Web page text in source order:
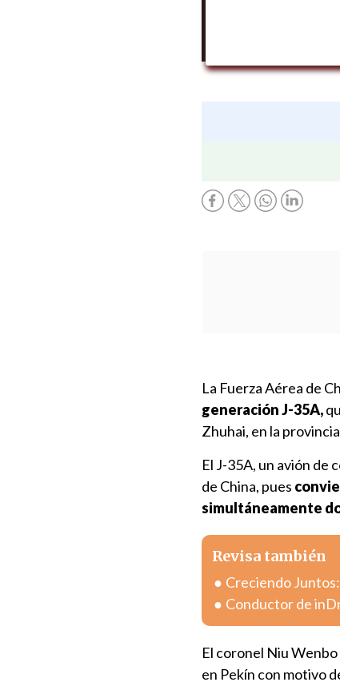
La Fuerza Aérea de
generación J-35A,
Zhuhai, en la
El J-35A, un avión
de China, pues
simultáneamente
Revisa también
Creciendo
Conductor de
El coronel Niu
en Pekín con motivo